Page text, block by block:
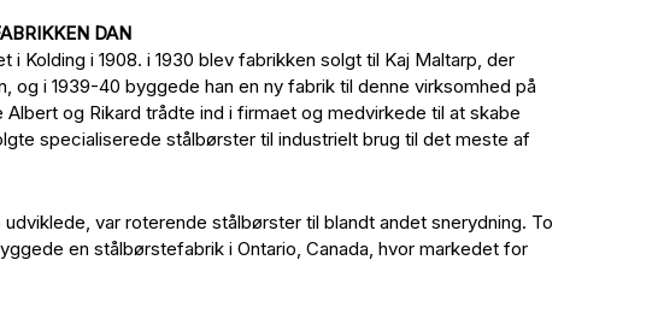
DAN
i Kolding i 1908. i 1930 blev fabrikken solgt til Kaj Maltarp, der
og i 1939-40 byggede han en ny fabrik til denne virksomhed på
Albert og Rikard trådte ind i firmaet og medvirkede til at skabe
specialiserede stålbørster til industrielt brug til det meste af
var roterende stålbørster til blandt andet snerydning. To
en stålbørstefabrik i Ontario, Canada, hvor markedet for